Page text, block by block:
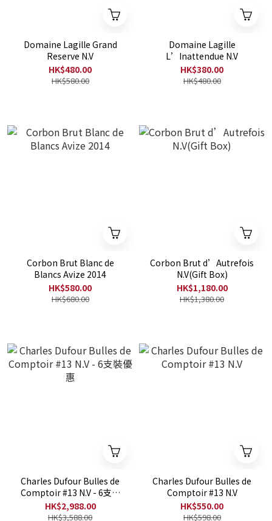
Domaine Lagille Grand
Reserve N.V
HK$480.00
HK$580.00
Domaine Lagille
L’Inattendue N.V
HK$380.00
HK$480.00
Corbon Brut Blanc de
Blancs Avize 2014
HK$580.00
HK$680.00
Corbon Brut d’Autrefois
N.V(Gift Box)
HK$1,180.00
HK$1,380.00
Charles Dufour Bulles de
Comptoir #13 N.V - 6支裝
優惠
HK$2,988.00
HK$3,588.00
Charles Dufour Bulles de
Comptoir #13 N.V
HK$550.00
HK$598.00